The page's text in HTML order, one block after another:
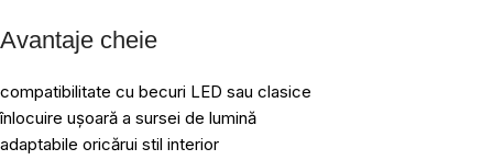
Avantaje cheie
compatibilitate cu becuri LED sau clasice
înlocuire ușoară a sursei de lumină
adaptabile oricărui stil interior